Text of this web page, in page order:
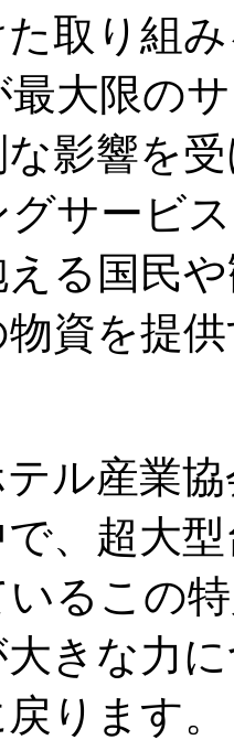
取り組
大限の
影響を
サービ
る国民
資を提
ル産業
、超大
るこの
きな力
ります。